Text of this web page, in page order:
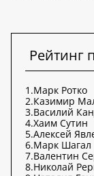
Рейтинг
1.Марк Ротко
2.Казимир
3.Василий
4.Хаим Сутин
5.Алексей
6.Марк Шагал
7.Валентин
8.Николай